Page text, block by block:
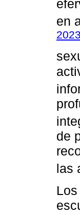
en
2023
de
las